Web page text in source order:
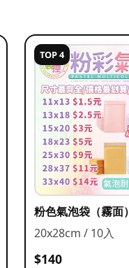
TOP 4
粉色氣泡袋（霧面）
20x28cm / 10入
$140